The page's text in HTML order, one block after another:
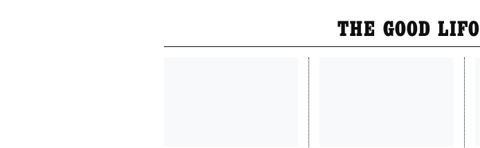
THE GOOD LIFO